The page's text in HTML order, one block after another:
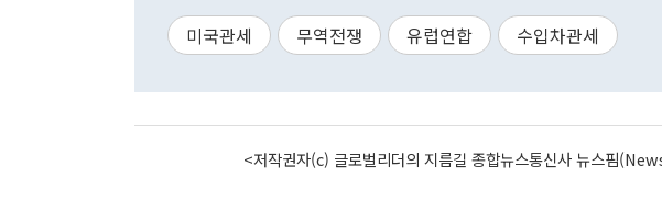
미국관세 무역전쟁 유럽연합 수입차관세
<저작권자(c) 글로벌리더의 지름길 종합뉴스통신사 뉴스핌